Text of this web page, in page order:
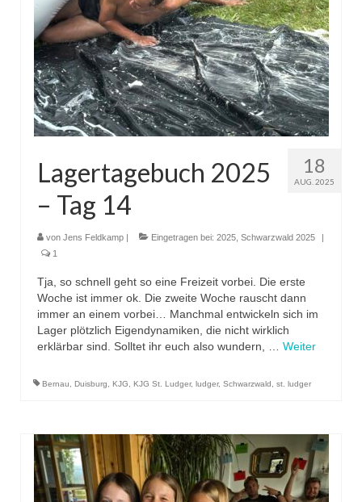
18
AUG. 2025
Lagertagebuch 2025
– Tag 14
von Jens Feldkamp | Eingetragen bei: 2025 Schwarzwald 2025
|
1
Tja, so schnell geht so eine Freizeit vorbei. Die erste
Woche ist immer ok. Die zweite Woche rauscht dann
immer an einem vorbei… Manchmal entwickeln sich im
Lager plötzlich Eigendynamiken, die nicht wirklich
erklärbar sind. Solltet ihr euch also wundern, … Weiter
Bernau Duisburg KJG KJG St. Ludger, ludger, Schwarzwald st. ludger